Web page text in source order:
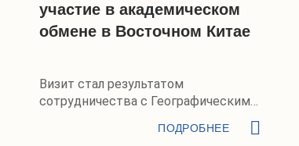
участие в академическом
обмене в Восточном Китае
Визит стал результатом
сотрудничества с Географическим
ПОДРОБНЕЕ